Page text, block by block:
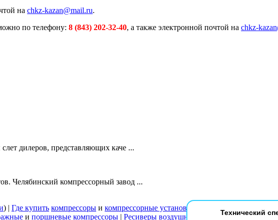
Технический
на chkz-kazan@mail.ru.
по телефону: 8 (843) 202-32-40, а также электронной почтой на chkz-
дилеров, представляющих каче ...
Челябинский компрессорный завод ...
) | Где купить компрессоры и компрессорные установки
и поршневые компрессоры | Ресиверы воздушные Осушители|